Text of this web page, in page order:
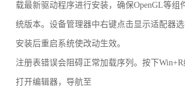
载最新驱动程序进行安装，确保OpenGL等组
统版本。设备管理器中右键点击显示适配器
安装后重启系统使改动生效。
注册表错误会阻碍正常加载序列。按下
打开编辑器，导航至